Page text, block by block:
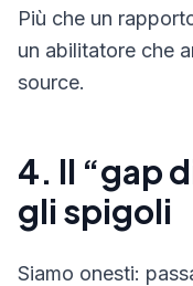
Più che un
un abilitatore che
source.
4. Il “gap
gli spigoli
Siamo onesti: